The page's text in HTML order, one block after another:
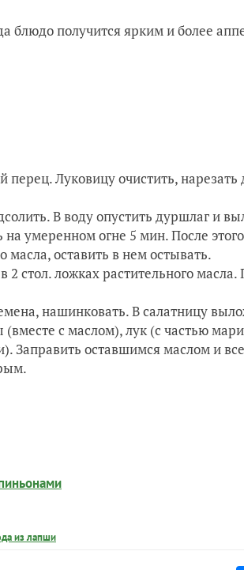
блюдо получится ярким и более
Луковицу очистить, нарезать
В воду опустить дуршлаг и
умеренном огне 5 мин. После
масла, оставить в нем остывать.
стол. ложках растительного масла.
нашинковать. В салатницу
с маслом), лук (с частью
Заправить оставшимся маслом и
из лапши